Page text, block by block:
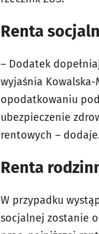
Renta
– Dodatek
wyjaśnia
opodatkowaniu
ubezpieczenie
rentowych –
Renta
W przypadku
socjalnej zostanie